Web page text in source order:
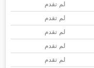
لم تقدم
لم تقدم
لم تقدم
لم تقدم
لم تقدم